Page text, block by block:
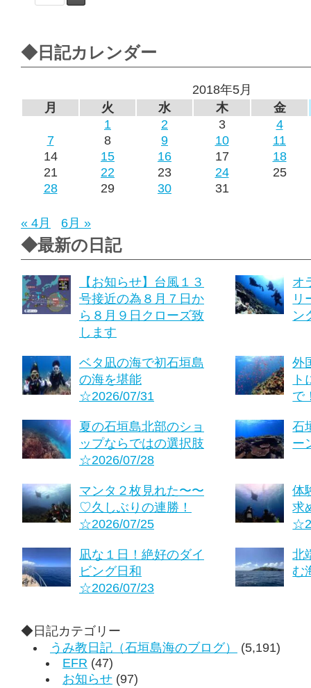
◆日記カレンダー
2018年5月
月
火 水 木
金
1
2 3
4
7
8 9 10
11
14
15 16 17
18
21
22 23 24
25
28
29 30 31
« 4月 6月 »
◆最新の日記
【お知らせ】台風１３
号接近の為８月７日か
ら８月９日クローズ致
します
オ
リ
ン
ベタ凪の海で初石垣島
の海を堪能
☆2026/07/31
外
で
夏の石垣島北部のショ
ップならではの選択肢
☆2026/07/28
石
ー
マンタ２枚見れた〜〜
♡久しぶりの連勝！
☆2026/07/25
体
求
凪な１日！絶好のダイ
ビング日和
☆2026/07/23
北
む
◆日記カテゴリー
うみ教日記（石垣島海のブログ）
(5,191)
EFR (47)
お知らせ (97)